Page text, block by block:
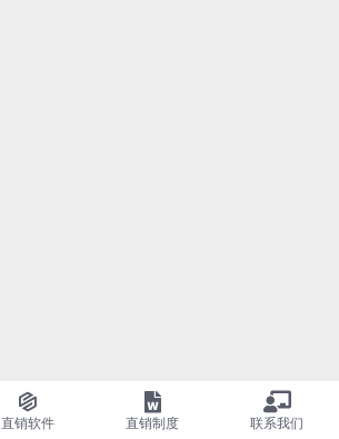
直销软件 直销制度 联系我们